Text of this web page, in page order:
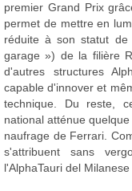
premier Grand Prix
permet de mettre en
réduite à son statut
garage ») de la filière
d'autres structures
capable d'innover et
technique. Du reste,
national atténue
naufrage de Ferrari.
s'attribuent sans
l'AlphaTauri del